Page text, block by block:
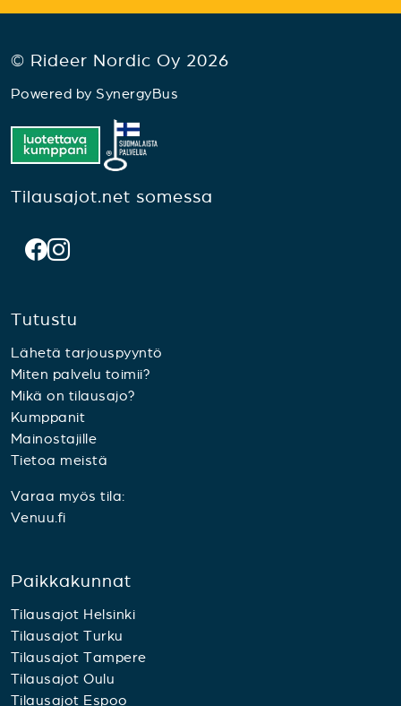
© Rideer Nordic Oy 2026
Powered by SynergyBus
Tilausajot.net somessa
Tutustu
Lähetä tarjouspyyntö
Miten palvelu toimii?
Mikä on tilausajo?
Kumppanit
Mainostajille
Tietoa meistä
Varaa myös tila:
Venuu.fi
Paikkakunnat
Tilausajot Helsinki
Tilausajot Turku
Tilausajot Tampere
Tilausajot Oulu
Tilausajot Espoo